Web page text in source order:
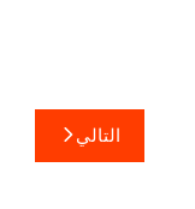
التالي